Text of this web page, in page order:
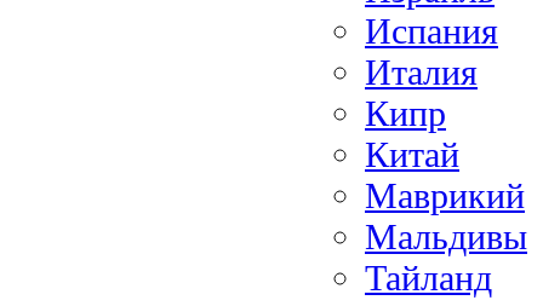
Испания
Италия
Кипр
Китай
Маврикий
Мальдивы
Тайланд